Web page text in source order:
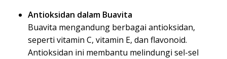
Antioksidan dalam Buavita
Buavita mengandung berbagai antioksidan,
seperti vitamin C, vitamin E, dan flavonoid.
Antioksidan ini membantu melindungi sel-sel